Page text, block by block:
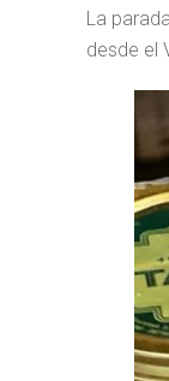
La
desde el